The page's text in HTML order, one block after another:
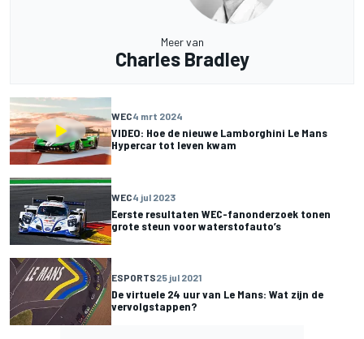
Meer van
Charles Bradley
WEC4 mrt 2024
VIDEO: Hoe de nieuwe Lamborghini Le Mans
Hypercar tot leven kwam
WEC4 jul 2023
Eerste resultaten WEC-fanonderzoek tonen
grote steun voor waterstofauto’s
ESPORTS25 jul 2021
De virtuele 24 uur van Le Mans: Wat zijn de
vervolgstappen?